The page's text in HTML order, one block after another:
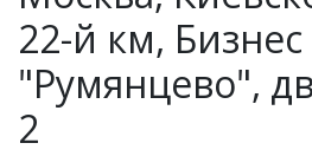
22-й км,
"Румянцево",
2